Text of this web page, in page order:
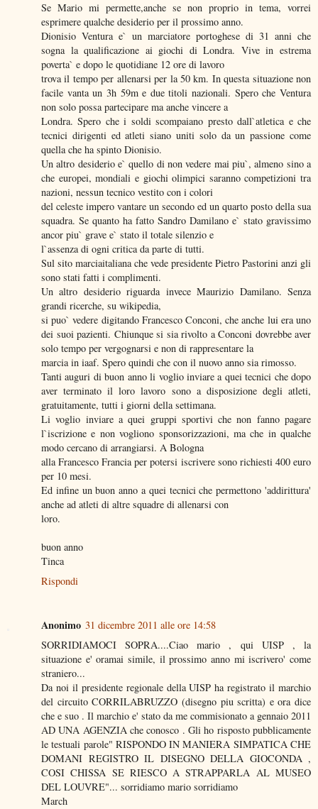
Se Mario mi permette,anche se non proprio in tema, vorrei
esprimere qualche desiderio per il prossimo anno.
Dionisio Ventura e` un marciatore portoghese di 31 anni che
sogna la qualificazione ai giochi di Londra. Vive in estrema
poverta` e dopo le quotidiane 12 ore di lavoro
trova il tempo per allenarsi per la 50 km. In questa situazione non
facile vanta un 3h 59m e due titoli nazionali. Spero che Ventura
non solo possa partecipare ma anche vincere a
Londra. Spero che i soldi scompaiano presto dall`atletica e che
tecnici dirigenti ed atleti siano uniti solo da un passione come
quella che ha spinto Dionisio.
Un altro desiderio e` quello di non vedere mai piu`, almeno sino a
che europei, mondiali e giochi olimpici saranno competizioni tra
nazioni, nessun tecnico vestito con i colori
del celeste impero vantare un secondo ed un quarto posto della sua
squadra. Se quanto ha fatto Sandro Damilano e` stato gravissimo
ancor piu` grave e` stato il totale silenzio e
l`assenza di ogni critica da parte di tutti.
Sul sito marciaitaliana che vede presidente Pietro Pastorini anzi gli
sono stati fatti i complimenti.
Un altro desiderio riguarda invece Maurizio Damilano. Senza
grandi ricerche, su wikipedia,
si puo` vedere digitando Francesco Conconi, che anche lui era uno
dei suoi pazienti. Chiunque si sia rivolto a Conconi dovrebbe aver
solo tempo per vergognarsi e non di rappresentare la
marcia in iaaf. Spero quindi che con il nuovo anno sia rimosso.
Tanti auguri di buon anno li voglio inviare a quei tecnici che dopo
aver terminato il loro lavoro sono a disposizione degli atleti,
gratuitamente, tutti i giorni della settimana.
Li voglio inviare a quei gruppi sportivi che non fanno pagare
l`iscrizione e non vogliono sponsorizzazioni, ma che in qualche
modo cercano di arrangiarsi. A Bologna
alla Francesco Francia per potersi iscrivere sono richiesti 400 euro
per 10 mesi.
Ed infine un buon anno a quei tecnici che permettono 'addirittura'
anche ad atleti di altre squadre di allenarsi con
loro.
buon anno
Tinca
Rispondi
Anonimo 31 dicembre 2011 alle ore 14:58
SORRIDIAMOCI SOPRA....Ciao mario , qui UISP , la
situazione e' oramai simile, il prossimo anno mi iscrivero' come
straniero...
Da noi il presidente regionale della UISP ha registrato il marchio
del circuito CORRILABRUZZO (disegno piu scritta) e ora dice
che e suo . Il marchio e' stato da me commisionato a gennaio 2011
AD UNA AGENZIA che conosco . Gli ho risposto pubblicamente
le testuali parole" RISPONDO IN MANIERA SIMPATICA CHE
DOMANI REGISTRO IL DISEGNO DELLA GIOCONDA ,
COSI CHISSA SE RIESCO A STRAPPARLA AL MUSEO
DEL LOUVRE"... sorridiamo mario sorridiamo
March